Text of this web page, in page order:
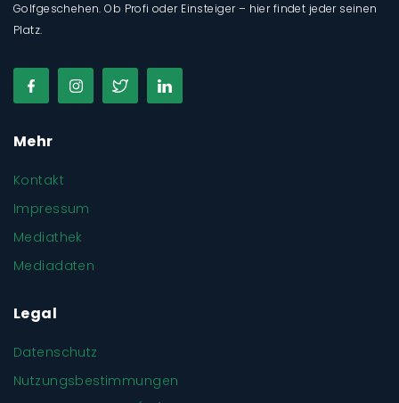
Golfgeschehen. Ob Profi oder Einsteiger – hier findet jeder seinen
Platz.
Mehr
Kontakt
Impressum
Mediathek
Mediadaten
Legal
Datenschutz
Nutzungsbestimmungen